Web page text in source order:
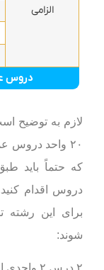
دروس
الزامی
لازم به توضیح
۲۰ واحد
که حتماً باید
برای این رشته
شوند:
۲ درس ۲ واحدی از میان دروس مبانی نظری اسلام